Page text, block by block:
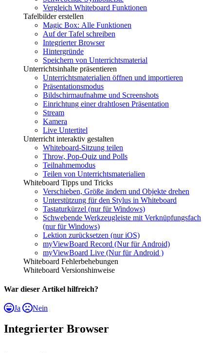
Vergleich Whiteboard Funktionen
Tafelbilder erstellen
Magic Box: Alle Funktionen
Auf der Tafel schreiben
Integrierter Browser
Hintergründe
Speichern von Unterrichtsmaterial
Unterrichtsinhalte präsentieren
Unterrichtsmaterialien öffnen und importieren
Präsentationsmodus
Bildschirmaufnahme und Screenshots
Einrichtung einer drahtlosen Präsentation
Stream
Kamera
Live Untertitel
Unterricht interaktiv gestalten
Whiteboard-Sitzung teilen
Throw, Pop-Quiz und Polls
Teilnahmemodus
Teilen von Unterrichtsmaterialien
Whiteboard Tipps und Tricks
Verschieben, Größe ändern und Objekte drehen
Unterstützung für den Stylus in Whiteboard
Tastaturkürzel (nur für Windows)
Schwebende Werkzeugleiste mit Verknüpfungsfach
(nur für Windows)
Lektion zurücksetzen (nur iOS)
myViewBoard Record (Nur für Android)
myViewBoard Live (Nur für Android )
Whiteboard Fehlerbehebungen
Whiteboard Versionshinweise
War dieser Artikel hilfreich?
Ja Nein
Integrierter Browser